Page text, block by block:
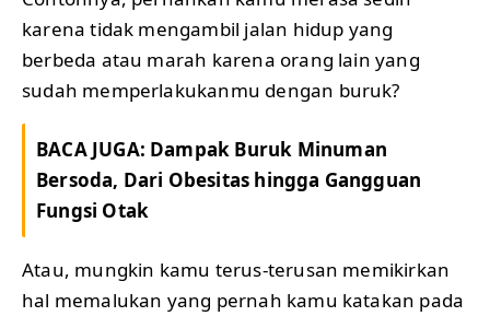
karena tidak mengambil jalan hidup yang
berbeda atau marah karena orang lain yang
sudah memperlakukanmu dengan buruk?
BACA JUGA: Dampak Buruk Minuman
Bersoda, Dari Obesitas hingga Gangguan
Fungsi Otak
Atau, mungkin kamu terus-terusan memikirkan
hal memalukan yang pernah kamu katakan pada